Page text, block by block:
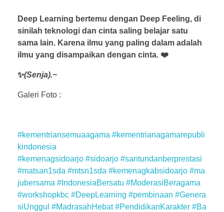
Deep Learning bertemu dengan Deep Feeling, di
sinilah teknologi dan cinta saling belajar satu
sama lain. Karena ilmu yang paling dalam adalah
ilmu yang disampaikan dengan cinta. ❤️
✨(Senja).~
Galeri Foto :
#kementriansemuaagama #kementrianagamarepubli
kindonesia
#kemenagsidoarjo #sidoarjo #santundanberprestasi
#matsan1sda #mtsn1sda #kemenagkabsidoarjo #ma
jubersama #IndonesiaBersatu #ModerasiBeragama
#workshopkbc #DeepLearning #pembinaan #Genera
siUnggul #MadrasahHebat #PendidikanKarakter #Ba